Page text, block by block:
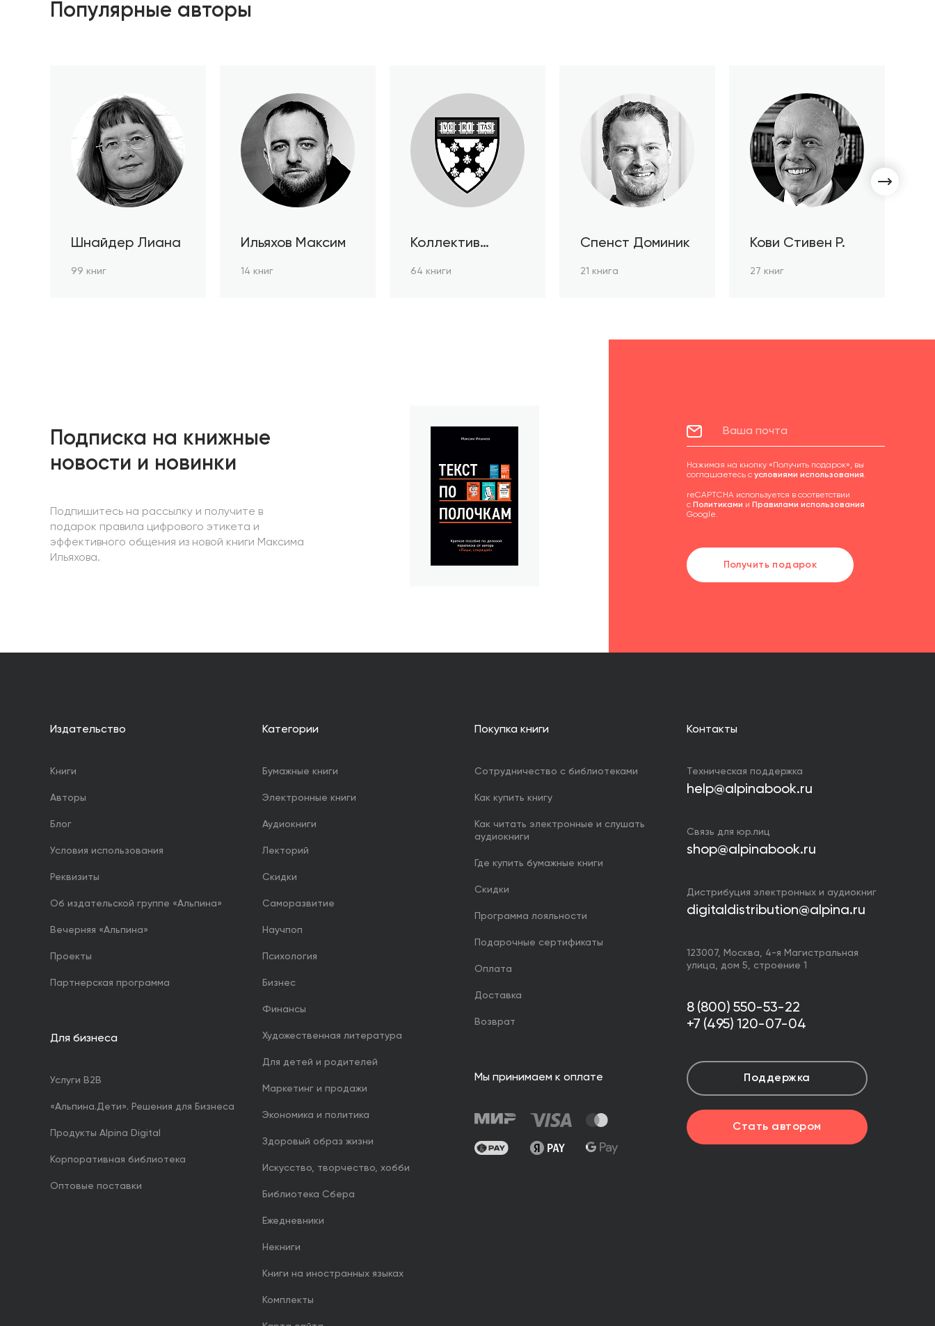
Популярные авторы
Шнайдер Лиана
99 книг
Ильяхов Максим
14 книг
Коллектив
64 книги
Спенст Доминик
21 книга
Кови Стивен Р.
27 книг
Подписка на книжные
новости и новинки
Подпишитесь на рассылку и получите в
подарок правила цифрового этикета и
эффективного общения из новой книги Максима
Ильяхова.
Нажимая на кнопку «Получить подарок», вы
соглашаетесь с условиями использования.
reCAPTCHA используется в соответствии
с Политиками и Правилами использования
Google.
Получить подарок
Издательство
Книги
Авторы
Блог
Условия использования
Реквизиты
Об издательской группе «Альпина»
Вечерняя «Альпина»
Проекты
Партнерская программа
Для бизнеса
Услуги B2B
«Альпина.Дети». Решения для Бизнеса
Продукты Alpina Digital
Корпоративная библиотека
Оптовые поставки
Категории
Бумажные книги
Электронные книги
Аудиокниги
Лекторий
Скидки
Саморазвитие
Научпоп
Психология
Бизнес
Финансы
Художественная литература
Для детей и родителей
Маркетинг и продажи
Экономика и политика
Здоровый образ жизни
Искусство, творчество, хобби
Библиотека Сбера
Ежедневники
Некниги
Книги на иностранных языках
Комплекты
Покупка книги
Сотрудничество с библиотеками
Как купить книгу
Как читать электронные и слушать
аудиокниги
Где купить бумажные книги
Скидки
Программа лояльности
Подарочные сертификаты
Оплата
Доставка
Возврат
Мы принимаем к оплате
Контакты
Техническая поддержка
help@alpinabook.ru
Связь для юр.лиц
shop@alpinabook.ru
Дистрибуция электронных и аудиокниг
digitaldistribution@alpina.ru
123007, Москва, 4-я Магистральная
улица, дом 5, строение 1
8 (800) 550-53-22
+7 (495) 120-07-04
Поддержка
Стать автором